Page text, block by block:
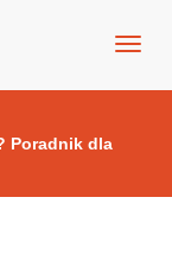
Poradnik dla